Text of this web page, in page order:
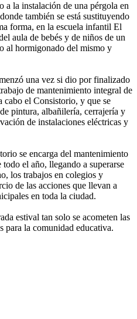
a la instalación de una pérgola en
también se está sustituyendo
forma, en la escuela infantil El
aula de bebés y de niños de un
al hormigonado del mismo y
una vez si dio por finalizado
de mantenimiento integral de
cabo el Consistorio, y que se
pintura, albañilería, cerrajería y
de instalaciones eléctricas y
se encarga del mantenimiento
el año, llegando a superarse
los trabajos en colegios y
de las acciones que llevan a
en toda la ciudad.
estival tan solo se acometen las
para la comunidad educativa.